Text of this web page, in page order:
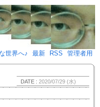
言･･･♪)÷2
世界へ♪
最新 RSS 管理者用
DATE : 2020/07/29 (水)